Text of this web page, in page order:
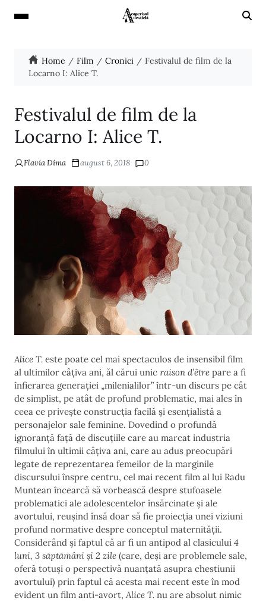
Home Film Cronici
Festivalul de film de la
Locarno I: Alice T.
Festivalul de film de la
Locarno I: Alice T.
Flavia Dima august 6, 2018 0
Alice T. este poate cel mai spectaculos de insensibil film
al ultimilor câțiva ani, ăl cărui unic raison d’être pare a fi
înfierarea generației „milenialilor” într-un discurs pe cât
de simplist, pe atât de profund problematic, mai ales în
ceea ce privește construcția facilă și esențialistă a
personajelor sale feminine. Dovedind o profundă
ignoranță față de discuțiile care au marcat industria
filmului în ultimii câțiva ani, care au adus preocupări
legate de reprezentarea femeilor de la marginile
discursului înspre centru, cel mai recent film al lui Radu
Muntean încearcă să vorbească despre stufoasele
problematici ale adolescentelor însărcinate și ale
avortului, reușind însă doar să fie proiecția unei viziuni
profund normative despre conceptul maternității.
Considerând și faptul că ar fi un antipod al clasicului 4
luni, 3 săptămâni și 2 zile (care, deși are problemele sale,
oferă totuși o perspectivă nuanțată asupra chestiunii
avortului) prin faptul că acesta mai recent este în mod
evident un film anti-avort, Alice T. nu are absolut nimic